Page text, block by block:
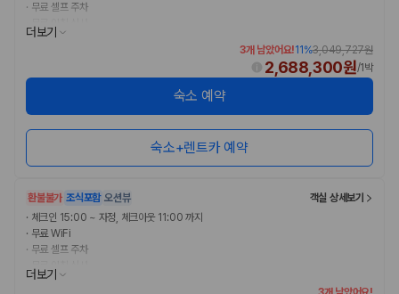
· 무료 셀프 주차
무료 아침 식사
더보기
3개 남았어요!11 %3,049,727원
2,688,300원/1박
숙소 예약
숙소+렌트카 예약
환불불가 조식포함 오션뷰
객실 상세보기
· 체크인 15:00 ~ 자정, 체크아웃 11:00 까지
· 무료 WiFi
· 무료 셀프 주차
무료 아침 식사
더보기